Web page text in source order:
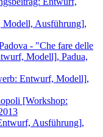
Ausführung],
- "Che fare delle
Modell], Padua,
Entwurf, Modell],
[Workshop:
Ausführung],